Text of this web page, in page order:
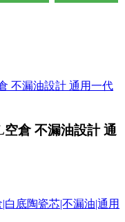
倉 不漏油設計 通